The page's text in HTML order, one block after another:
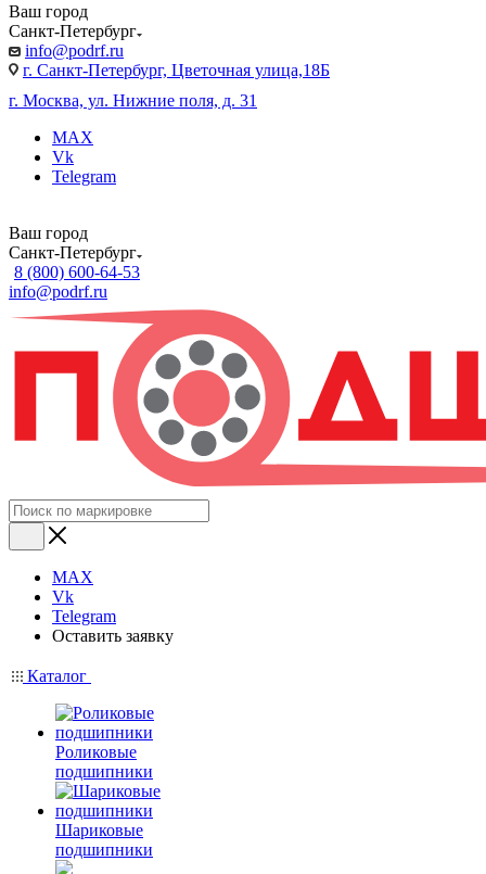
Ваш город
Санкт-Петербург
info@podrf.ru
г. Санкт-Петербург, Цветочная улица,18Б
г. Москва, ул. Нижние поля, д. 31
MAX
Vk
Telegram
Ваш город
Санкт-Петербург
8 (800) 600-64-53
info@podrf.ru
MAX
Vk
Telegram
Оставить заявку
Каталог
Роликовые
подшипники
Шариковые
подшипники